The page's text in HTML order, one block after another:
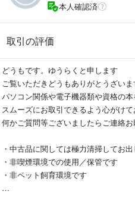
本人確認済
取引の評価
どうもです。ゆうらくと申します
ご覧いただきどうもありがとうざいま
パソコン関係や電子機器類や資格の
スムーズにお取引できるよう心がけ
何かご質問等ございましたらご連絡
・中古品に関しては極力清掃してお
・非喫煙環境での使用／保管です
・非ペット飼育環境です
まとめてご購入いただける場合, 送